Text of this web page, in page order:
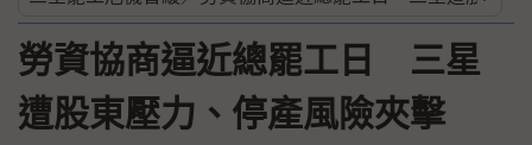
勞資協商逼近總罷工日 三星
遭股東壓力、停產風險夾擊